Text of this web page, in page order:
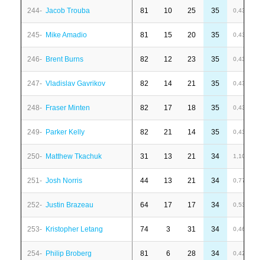
244- Jacob Trouba 81 10 25 35 0,43
245- Mike Amadio 81 15 20 35 0,43
246- Brent Burns 82 12 23 35 0,43
247- Vladislav Gavrikov 82 14 21 35 0,43
248- Fraser Minten 82 17 18 35 0,43
249- Parker Kelly 82 21 14 35 0,43
250- Matthew Tkachuk 31 13 21 34 1,10
251- Josh Norris 44 13 21 34 0,77
252- Justin Brazeau 64 17 17 34 0,53
253- Kristopher Letang 74 3 31 34 0,46
254- Philip Broberg 81 6 28 34 0,42